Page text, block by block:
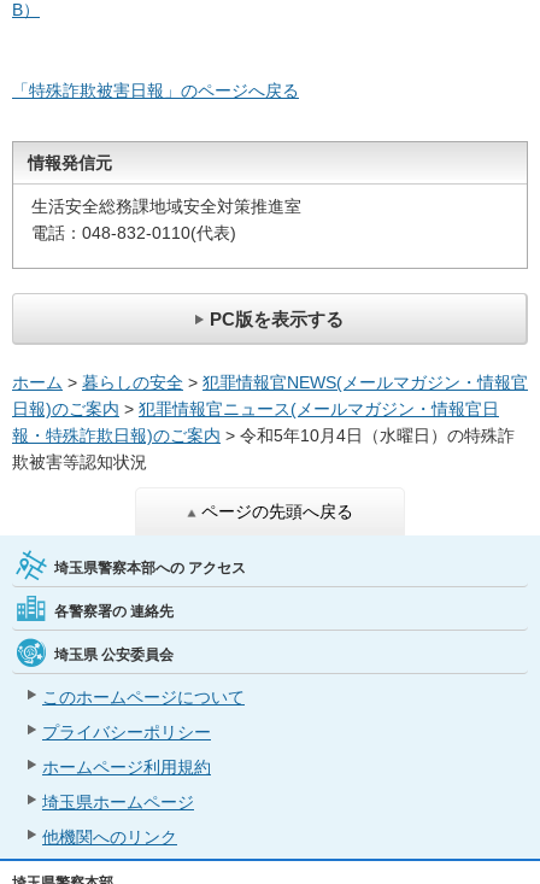
B）
「特殊詐欺被害日報」のページへ戻る
情報発信元
生活安全総務課地域安全対策推進室
電話：048-832-0110(代表)
PC版を表示する
ホーム > 暮らしの安全 > 犯罪情報官NEWS(メールマガジン・情報官
日報)のご案内 > 犯罪情報官ニュース(メールマガジン・情報官日
報・特殊詐欺日報)のご案内 > 令和5年10月4日（水曜日）の特殊詐
欺被害等認知状況
ページの先頭へ戻る
埼玉県警察本部への アクセス
各警察署の 連絡先
埼玉県 公安委員会
このホームページについて
プライバシーポリシー
ホームページ利用規約
埼玉県ホームページ
他機関へのリンク